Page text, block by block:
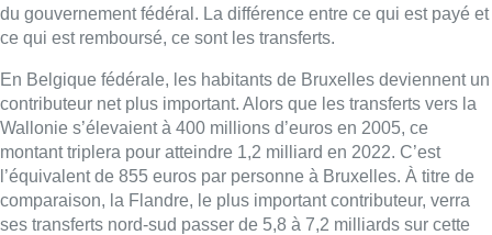
du gouvernement fédéral. La différence entre ce qui est payé et
ce qui est remboursé, ce sont les transferts.
En Belgique fédérale, les habitants de Bruxelles deviennent un
contributeur net plus important. Alors que les transferts vers la
Wallonie s’élevaient à 400 millions d’euros en 2005, ce
montant triplera pour atteindre 1,2 milliard en 2022. C’est
l’équivalent de 855 euros par personne à Bruxelles. À titre de
comparaison, la Flandre, le plus important contributeur, verra
ses transferts nord-sud passer de 5,8 à 7,2 milliards sur cette